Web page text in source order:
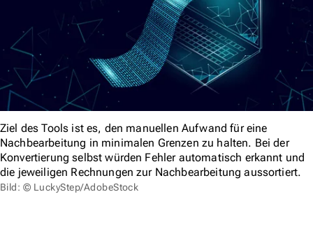
Ziel des Tools ist es, den manuellen Aufwand für eine
Nachbearbeitung in minimalen Grenzen zu halten. Bei der
Konvertierung selbst würden Fehler automatisch erkannt und
die jeweiligen Rechnungen zur Nachbearbeitung aussortiert.
Bild: © LuckyStep/AdobeStock